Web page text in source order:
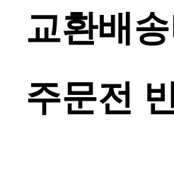
교환배
주문전